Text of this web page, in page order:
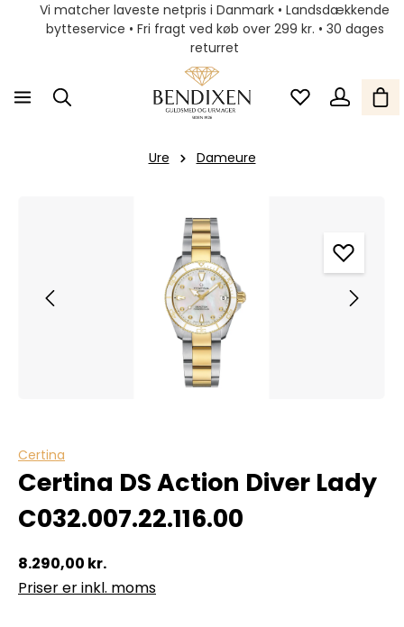
Vi matcher laveste netpris i Danmark • Landsdækkende
bytteservice • Fri fragt ved køb over 299 kr. • 30 dages
returret
Ure Dameure
Certina
Certina DS Action Diver Lady
C032.007.22.116.00
8.290,00 kr.
Priser er inkl. moms